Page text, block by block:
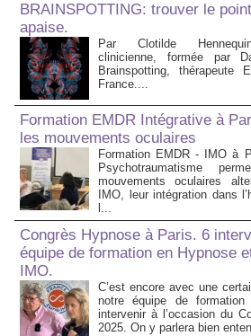
BRAINSPOTTING: trouver le
apaise.
Par Clotilde
clinicienne, formée par
Brainspotting, thérapeute
France....
Formation EMDR Intégrative à
les mouvements oculaires
Formation EMDR - IMO à
Psychotraumatisme
mouvements oculaires
IMO, leur intégration dans
l...
Congrès Hypnose à Paris. 6
équipe de formation en Hypnose
IMO.
C’est encore avec une
notre équipe de
intervenir à l’occasion du
2025. On y parlera bien